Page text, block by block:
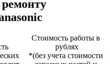
Стоимость работы в
рублях
*(без учета стоимости